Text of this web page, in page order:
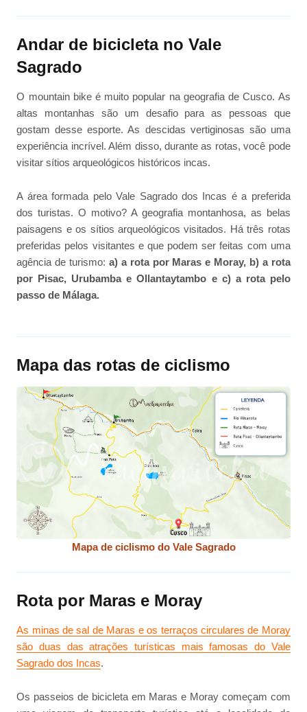
Andar de bicicleta no Vale
Sagrado
O mountain bike é muito popular na geografia de Cusco. As
altas montanhas são um desafio para as pessoas que
gostam desse esporte. As descidas vertiginosas são uma
experiência incrível. Além disso, durante as rotas, você pode
visitar sítios arqueológicos históricos incas.
A área formada pelo Vale Sagrado dos Incas é a preferida
dos turistas. O motivo? A geografia montanhosa, as belas
paisagens e os sítios arqueológicos visitados. Há três rotas
preferidas pelos visitantes e que podem ser feitas com uma
agência de turismo: a) a rota por Maras e Moray, b) a rota
por Pisac, Urubamba e Ollantaytambo e c) a rota pelo
passo de Málaga.
Mapa das rotas de ciclismo
Mapa de ciclismo do Vale Sagrado
Rota por Maras e Moray
As minas de sal de Maras e os terraços circulares de Moray
são duas das atrações turísticas mais famosas do Vale
Sagrado dos Incas.
Os passeios de bicicleta em Maras e Moray começam com